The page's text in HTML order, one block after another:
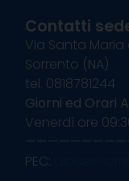
Contatti
Via Santa Maria
Sorrento (NA)
tel. 0818781244
Giorni ed Orari
Venerdì ore
PEC: